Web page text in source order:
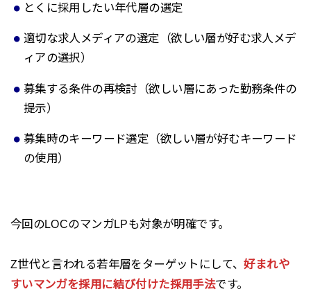
とくに採用したい年代層の選定
適切な求人メディアの選定（欲しい層が好む求人メデ
ィアの選択）
募集する条件の再検討（欲しい層にあった勤務条件の
提示）
募集時のキーワード選定（欲しい層が好むキーワード
の使用）
今回のLOCのマンガLPも対象が明確です。
Z世代と言われる若年層をターゲットにして、好まれや
すいマンガを採用に結び付けた採用手法です。